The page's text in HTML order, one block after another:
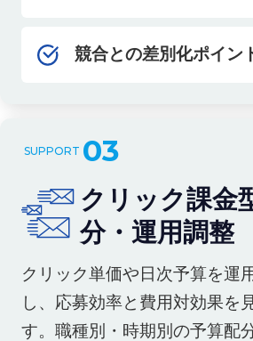
競合との差別化ポイン
03
クリック課金
分・運用調整
クリック単価や日次予算を運
し、応募効率と費用対効果を
す。職種別・時期別の予算配